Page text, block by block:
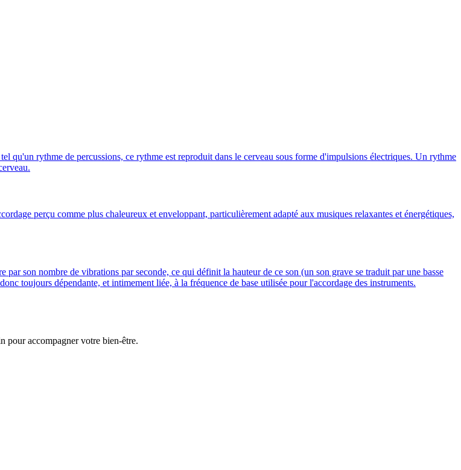
qu'un rythme de percussions, ce rythme est reproduit dans le cerveau sous forme d'impulsions électriques. Un rythme
perçu comme plus chaleureux et enveloppant, particulièrement adapté aux musiques relaxantes et énergétiques,
son nombre de vibrations par seconde, ce qui définit la hauteur de ce son (un son grave se traduit par une basse
toujours dépendante, et intimement liée, à la fréquence de base utilisée pour l'accordage des instruments.
pour accompagner votre bien-être.